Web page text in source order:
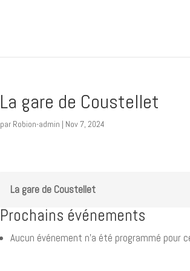
La gare de Coustellet
par Robion-admin | Nov 7, 2024
La gare de Coustellet
Prochains événements
Aucun événement n’a été programmé pour